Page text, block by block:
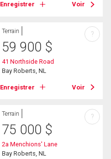
Enregistrer Voir
Terrain
59 900 $
41 Northside Road
Bay Roberts, NL
Enregistrer Voir
?
Terrain
75 000 $
2a Menchions' Lane
Bay Roberts, NL
?